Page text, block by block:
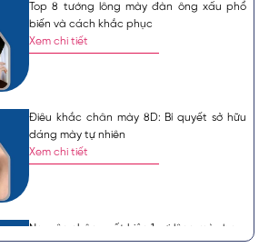
Top 8 tướng lông mày đàn ông xấu phổ
biến và cách khắc phục
Xem chi tiết
Điêu khắc chân mày 8D: Bí quyết sở hữu
dáng mày tự nhiên
Xem chi tiết
Nguyên nhân xuất hiện 1 sợi lông mày bạc,